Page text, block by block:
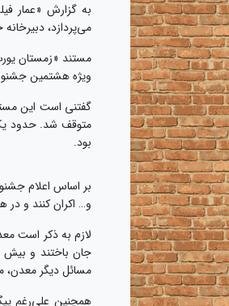
به گزارش «عمار
می‌پردازد،
مستند «زمستان
ویژه هشتمین
گفتنی است این
متوقف شد. حدود یک
بود.
بر اساس اعلام
و… اکران کنند و در
مسائل دیگر معدن،
همچنین علی‌رغم